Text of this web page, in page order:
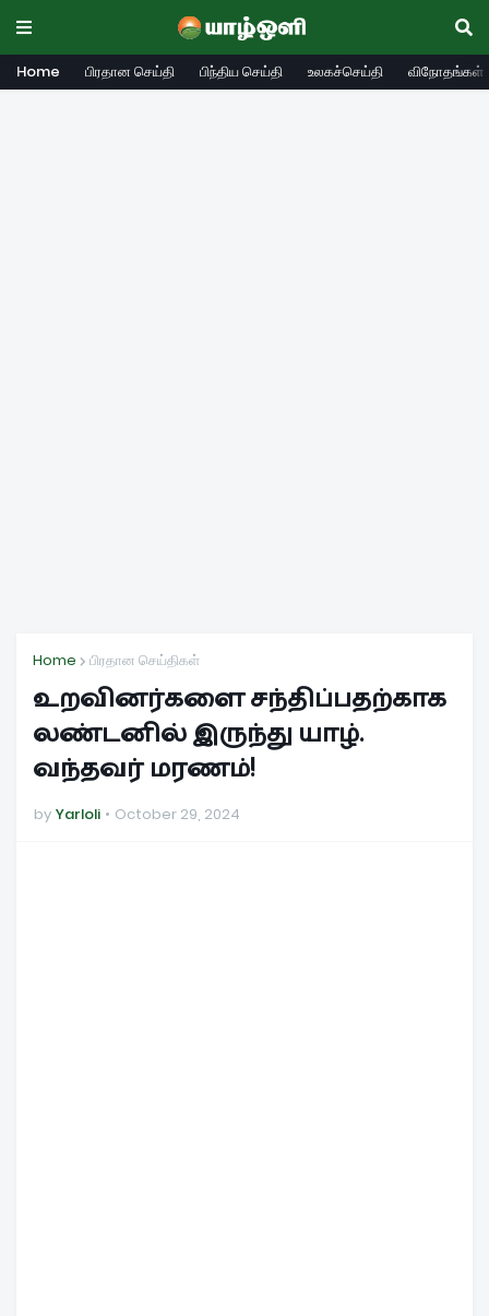
Home பிரதான செய்தி பிந்திய செய்தி உலகச்செய்தி விநோதங்கள்
Home பிரதான செய்திகள்
உறவினர்களை சந்திப்பதற்காக
லண்டனில் இருந்து யாழ்.
வந்தவர் மரணம்!
by Yarloli October 29, 2024